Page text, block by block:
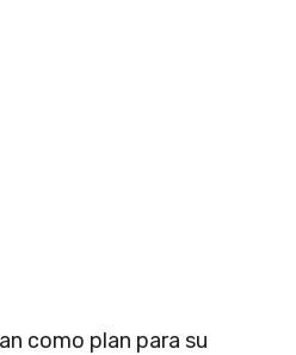
como plan para su